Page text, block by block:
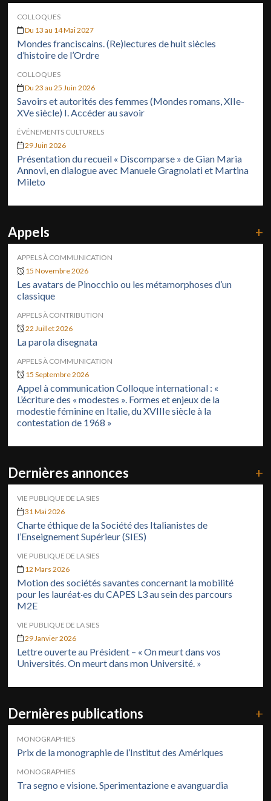
COLLOQUES
Du 13 au 14 Mai 2027
Mondes franciscains. (Re)lectures de huit siècles
d’histoire de l’Ordre
COLLOQUES
Du 23 au 25 Juin 2026
Savoirs et autorités des femmes (Mondes romans, XIIe-
XVe siècle) I. Accéder au savoir
ÉVÉNEMENTS CULTURELS
29 Juin 2026
Présentation du recueil « Discomparse » de Gian Maria
Annovi, en dialogue avec Manuele Gragnolati et Martina
Mileto
Appels +
APPELS À COMMUNICATION
15 Novembre 2026
Les avatars de Pinocchio ou les métamorphoses d’un
classique
APPELS À CONTRIBUTION
22 Juillet 2026
La parola disegnata
APPELS À COMMUNICATION
15 Septembre 2026
Appel à communication Colloque international : «
L’écriture des « modestes ». Formes et enjeux de la
modestie féminine en Italie, du XVIIIe siècle à la
contestation de 1968 »
Dernières annonces +
VIE PUBLIQUE DE LA SIES
31 Mai 2026
Charte éthique de la Société des Italianistes de
l’Enseignement Supérieur (SIES)
VIE PUBLIQUE DE LA SIES
12 Mars 2026
Motion des sociétés savantes concernant la mobilité
pour les lauréat·es du CAPES L3 au sein des parcours
M2E
VIE PUBLIQUE DE LA SIES
29 Janvier 2026
Lettre ouverte au Président – « On meurt dans vos
Universités. On meurt dans mon Université. »
Dernières publications +
MONOGRAPHIES
Prix de la monographie de l’Institut des Amériques
MONOGRAPHIES
Tra segno e visione. Sperimentazione e avanguardia